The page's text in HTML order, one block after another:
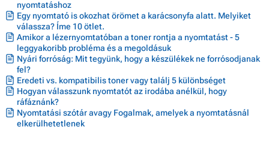
nyomtatáshoz
Egy nyomtató is okozhat örömet a karácsonyfa alatt. Melyiket
válassza? Íme 10 ötlet.
Amikor a lézernyomtatóban a toner rontja a nyomtatást - 5
leggyakoribb probléma és a megoldásuk
Nyári forróság: Mit tegyünk, hogy a készülékek ne forrósodjanak
fel?
Eredeti vs. kompatibilis toner vagy találj 5 különbséget
Hogyan válasszunk nyomtatót az irodába anélkül, hogy
ráfáznánk?
Nyomtatási szótár avagy Fogalmak, amelyek a nyomtatásnál
elkerülhetetlenek